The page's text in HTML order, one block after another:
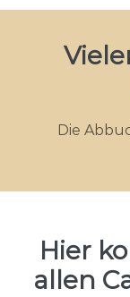
Die
Hier
allen